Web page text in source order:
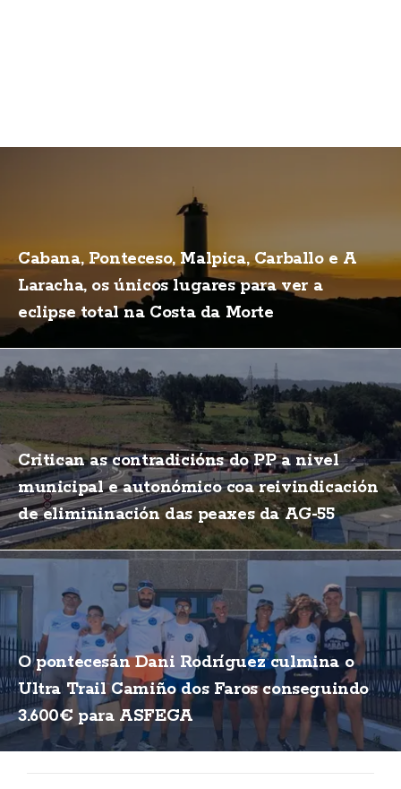
Cabana, Ponteceso, Malpica, Carballo e A
Laracha, os únicos lugares para ver a
eclipse total na Costa da Morte
Critican as contradicións do PP a nivel
municipal e autonómico coa reivindicación
de elimininación das peaxes da AG-55
O pontecesán Dani Rodríguez culmina o
Ultra Trail Camiño dos Faros conseguindo
3.600€ para ASFEGA